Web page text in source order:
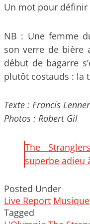
Un mot pour définir
NB : Une femme
son verre de bière
début de bagarre
plutôt costauds : la
Texte : Francis
Photos : Robert Gil
The
superbe adieu
Posted Under
Live Report Musique
Tagged